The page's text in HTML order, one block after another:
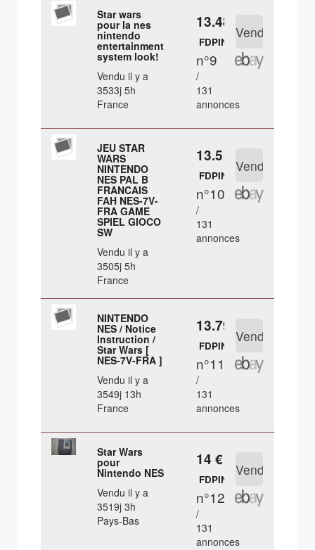
Star wars
pour la nes
nintendo
entertainment
system look!
Vendu il y a
3533j 5h
France
13.48 €
FDPIN
n°9
/
131
annonces
JEU STAR
WARS
NINTENDO
NES PAL B
FRANCAIS
FAH NES-7V-
FRA GAME
SPIEL GIOCO
SW
Vendu il y a
3505j 5h
France
13.5 €
FDPIN
n°10
/
131
annonces
NINTENDO
NES / Notice
Instruction /
Star Wars [
NES-7V-FRA ]
Vendu il y a
3549j 13h
France
13.79 €
FDPIN
n°11
/
131
annonces
Star Wars
pour
Nintendo NES
Vendu il y a
3519j 3h
Pays-Bas
14 €
FDPIN
n°12
/
131
annonces